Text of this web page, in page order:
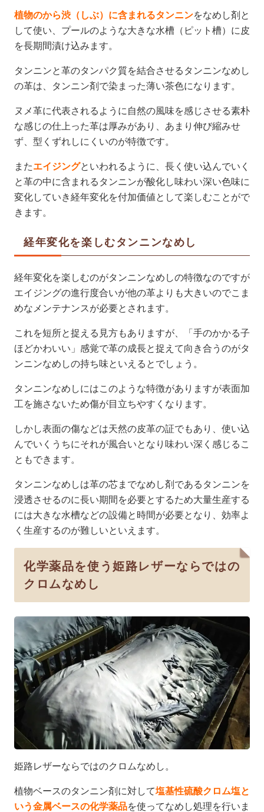
植物のから渋（しぶ）に含まれるタンニンをなめし剤と
して使い、プールのような大きな水槽（ピット槽）に皮
を長期間漬け込みます。
タンニンと革のタンパク質を結合させるタンニンなめし
の革は、タンニン剤で染まった薄い茶色になります。
ヌメ革に代表されるように自然の風味を感じさせる素朴
な感じの仕上った革は厚みがあり、あまり伸び縮みせ
ず、型くずれしにくいのが特徴です。
またエイジングといわれるように、長く使い込んでいく
と革の中に含まれるタンニンが酸化し味わい深い色味に
変化していき経年変化を付加価値として楽しむことがで
きます。
経年変化を楽しむタンニンなめし
経年変化を楽しむのがタンニンなめしの特徴なのですが
エイジングの進行度合いが他の革よりも大きいのでこま
めなメンテナンスが必要とされます。
これを短所と捉える見方もありますが、「手のかかる子
ほどかわいい」感覚で革の成長と捉えて向き合うのがタ
ンニンなめしの持ち味といえるとでしょう。
タンニンなめしにはこのような特徴がありますが表面加
工を施さないため傷が目立ちやすくなります。
しかし表面の傷などは天然の皮革の証でもあり、使い込
んでいくうちにそれが風合いとなり味わい深く感じるこ
ともできます。
タンニンなめしは革の芯までなめし剤であるタンニンを
浸透させるのに長い期間を必要とするため大量生産する
には大きな水槽などの設備と時間が必要となり、効率よ
く生産するのが難しいといえます。
化学薬品を使う姫路レザーならではの
クロムなめし
姫路レザーならではのクロムなめし。
植物ベースのタンニン剤に対して塩基性硫酸クロム塩と
いう金属ベースの化学薬品を使ってなめし処理を行いま